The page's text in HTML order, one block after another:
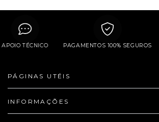
APOIO TÉCNICO PAGAMENTOS 100% SEGUROS
PÁGINAS UTÉIS
INFORMAÇÕES